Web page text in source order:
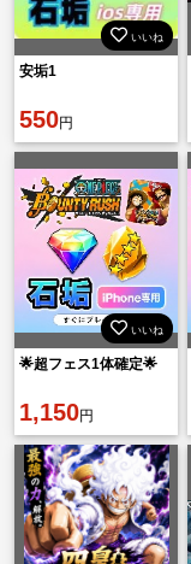
いいね
安垢1
550円
いいね
🌟超フェス1体確定🌟
1,150円